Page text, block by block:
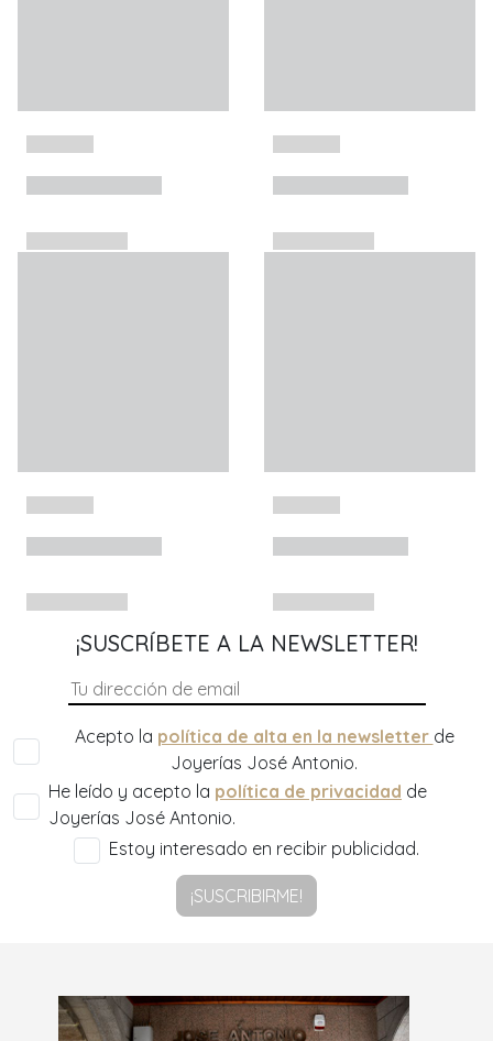
¡SUSCRÍBETE A LA NEWSLETTER!
Acepto la política de alta en la newsletter de
Joyerías José Antonio.
He leído y acepto la política de privacidad de
Joyerías José Antonio.
Estoy interesado en recibir publicidad.
¡SUSCRIBIRME!